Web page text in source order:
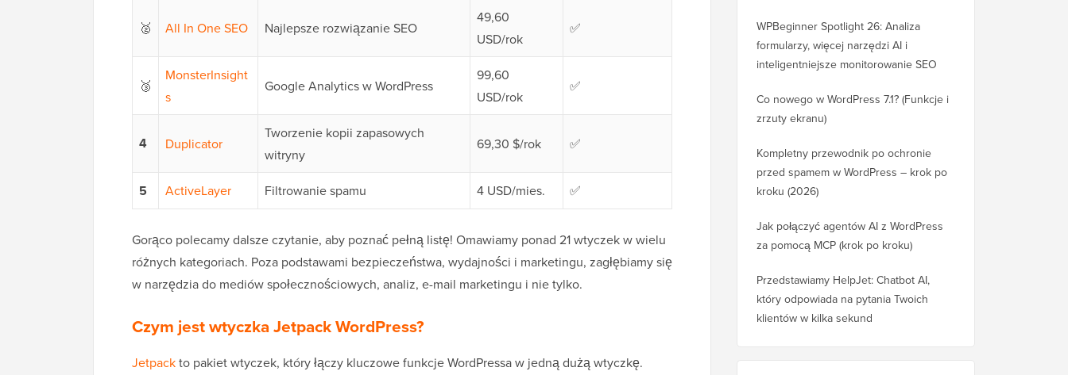
🥈 All In One SEO Najlepsze rozwiązanie SEO
49,60
USD/rok
✅
🥉
MonsterInsight
s
Google Analytics w WordPress
99,60
USD/rok
✅
4 Duplicator
Tworzenie kopii zapasowych
witryny
69,30 $/rok ✅
5 ActiveLayer Filtrowanie spamu 4 USD/mies. ✅
Gorąco polecamy dalsze czytanie, aby poznać pełną listę! Omawiamy ponad 21 wtyczek w wielu
różnych kategoriach. Poza podstawami bezpieczeństwa, wydajności i marketingu, zagłębiamy się
w narzędzia do mediów społecznościowych, analiz, e-mail marketingu i nie tylko.
Czym jest wtyczka Jetpack WordPress?
Jetpackto pakiet wtyczek, który łączy kluczowe funkcje WordPressa w jedną dużą wtyczkę.
WPBeginner Spotlight 26: Analiza
formularzy, więcej narzędzi AI i
inteligentniejsze monitorowanie SEO
Co nowego w WordPress 7.1? (Funkcje i
zrzuty ekranu)
Kompletny przewodnik po ochronie
przed spamem w WordPress – krok po
kroku (2026)
Jak połączyć agentów AI z WordPress
za pomocą MCP (krok po kroku)
Przedstawiamy HelpJet: Chatbot AI,
który odpowiada na pytania Twoich
klientów w kilka sekund